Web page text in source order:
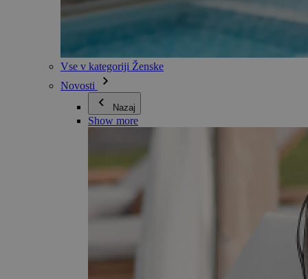
Vse v kategoriji Ženske
Novosti
Nazaj
Show more